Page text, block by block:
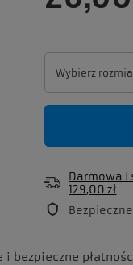
Wybierz
Wybierz
Darmowa i
129,00 zł
i bezpieczne